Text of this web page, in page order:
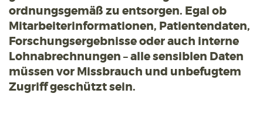
ordnungsgemäß zu entsorgen. Egal ob
Mitarbeiterinformationen, Patientendaten,
Forschungsergebnisse oder auch interne
Lohnabrechnungen – alle sensiblen Daten
müssen vor Missbrauch und unbefugtem
Zugriff geschützt sein.